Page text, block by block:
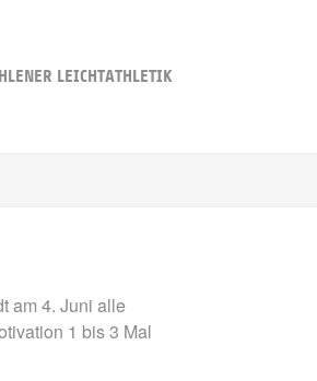
LEICHTATHLETIK
am 4. Juni alle
1 bis 3 Mal